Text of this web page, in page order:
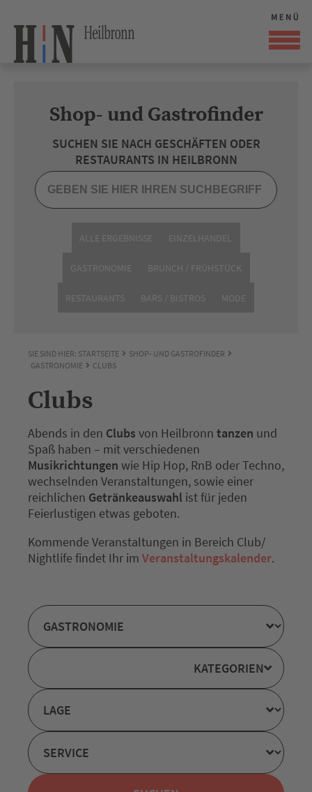
Shop- und Gastrofinder
SUCHEN SIE NACH GESCHÄFTEN ODER
RESTAURANTS IN HEILBRONN
ALLE ERGEBNISSE EINZELHANDEL
GASTRONOMIE BRUNCH / FRÜHSTÜCK
RESTAURANTS BARS / BISTROS MODE
SIE SIND HIER: STARTSEITE
SHOP- UND GASTROFINDER
GASTRONOMIE
CLUBS
Clubs
Abends in den Clubs von Heilbronn tanzen und
Spaß haben – mit verschiedenen
Musikrichtungen wie Hip Hop, RnB oder Techno,
wechselnden Veranstaltungen, sowie einer
reichlichen Getränkeauswahl ist für jeden
Feierlustigen etwas geboten.
Kommende Veranstaltungen in Bereich Club/
Nightlife findet Ihr im Veranstaltungskalender.
KATEGORIEN